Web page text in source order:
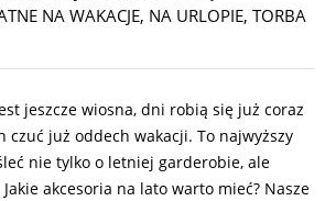
NA WAKACJE, NA URLOPIE, TORBA
jeszcze wiosna, dni robią się już coraz
czuć już oddech wakacji. To najwyższy
nie tylko o letniej garderobie, ale
akcesoria na lato warto mieć? Nasze